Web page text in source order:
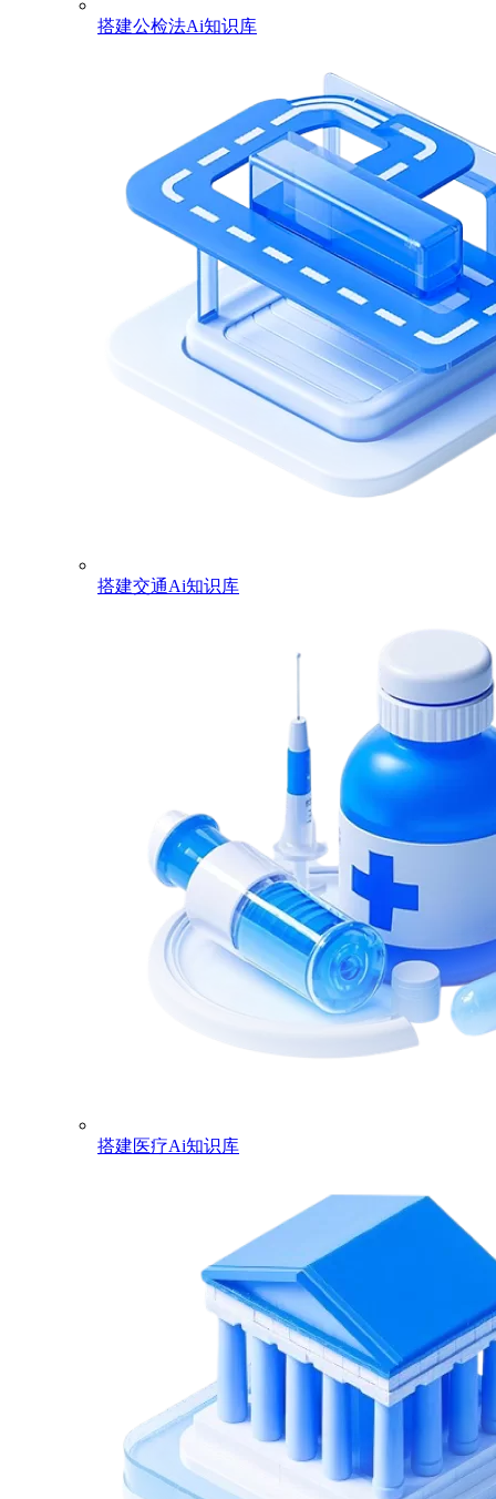
搭建公检法Ai知识库
搭建交通Ai知识库
搭建医疗Ai知识库